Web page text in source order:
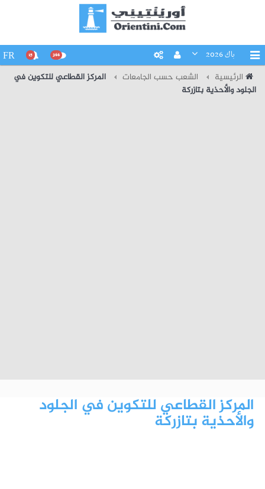
باك 2026 266
15
FR
الرئيسية الشعب حسب الجامعات
المركز القطاعي للتكوين في
الجلود والأحذية بتازركة
المركز القطاعي للتكوين في الجلود
والأحذية بتازركة